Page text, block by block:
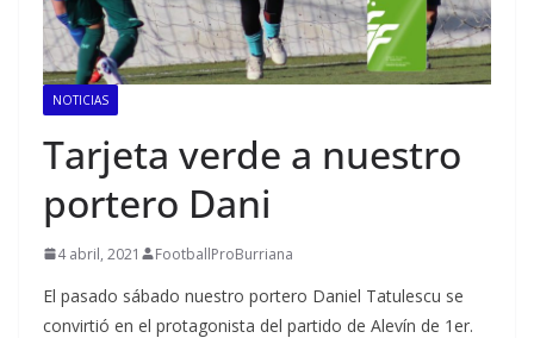
NOTICIAS
Tarjeta verde a nuestro
portero Dani
4 abril, 2021 FootballProBurriana
El pasado sábado nuestro portero Daniel Tatulescu se
convirtió en el protagonista del partido de Alevín de 1er.